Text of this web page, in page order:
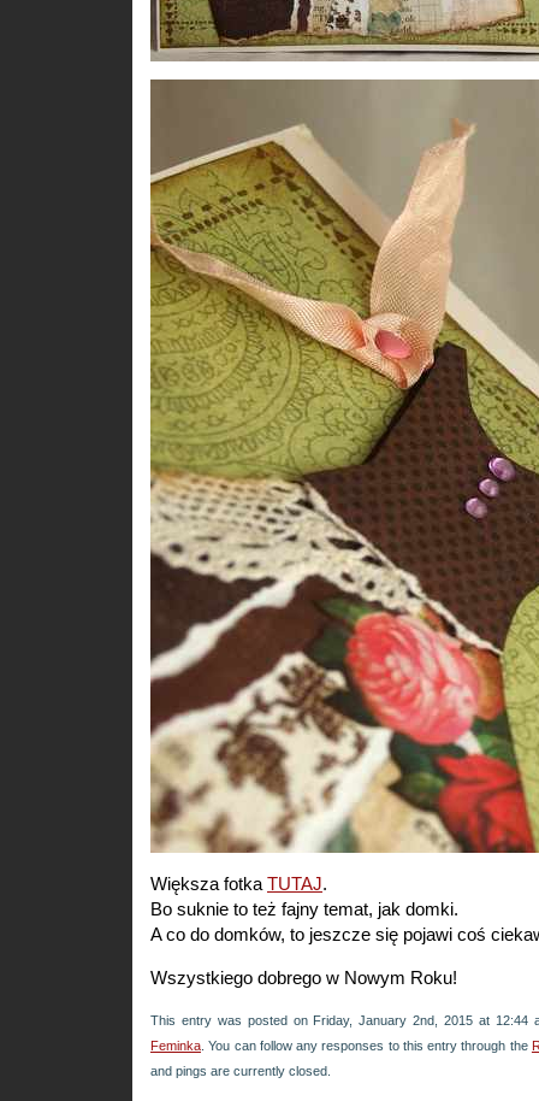
Większa fotka TUTAJ.
Bo suknie to też fajny temat, jak domki.
A co do domków, to jeszcze się pojawi coś
Wszystkiego dobrego w Nowym Roku!
This entry was posted on Friday, January 2nd, 2015 at 12:44
Feminka . You can follow any responses to this entry through the
and pings are currently closed.